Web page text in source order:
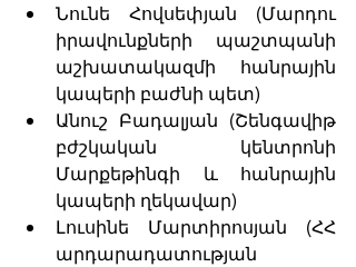
Նունե Հովսեփյան (Մարդու
իրավունքների պաշտպանի
աշխատակազմի հանրային
կապերի բաժնի պետ)
Անուշ Բադալյան (Շենգավիթ
բժշկական կենտրոնի
Մարքեթինգի և հանրային
կապերի ղեկավար)
Լուսինե Մարտիրոսյան (ՀՀ
արդարադատության